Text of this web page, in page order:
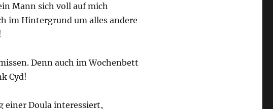
Mann sich voll auf mich
im Hintergrund um alles andere
Denn auch im Wochenbett
Cyd!
einer Doula interessiert,